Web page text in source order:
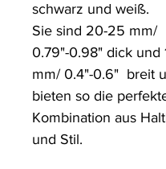
schwarz und weiß.
Sie sind 20-25 mm/
0.79"-0.98" dick und
mm/ 0.4"-0.6"  breit
bieten so die
Kombination aus
und Stil.